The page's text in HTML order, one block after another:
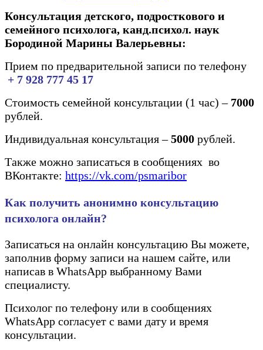
Консультация детского, подросткового и
семейного психолога, канд.психол. наук
Бородиной Марины Валерьевны:
Прием по предварительной записи по телефону
+ 7 928 777 45 17
Стоимость семейной консультации (1 час) – 7000
рублей.
Индивидуальная консультация –5000 рублей.
Также можно записаться в сообщениях во
ВКонтакте: https://vk.com/psmaribor
Как получить анонимно консультацию
психолога онлайн?
Записаться на онлайн консультацию Вы можете,
заполнив форму записи на нашем сайте, или
написав в WhatsApp выбранному Вами
специалисту.
Психолог по телефону или в сообщениях
WhatsApp согласует с вами дату и время
консультации.